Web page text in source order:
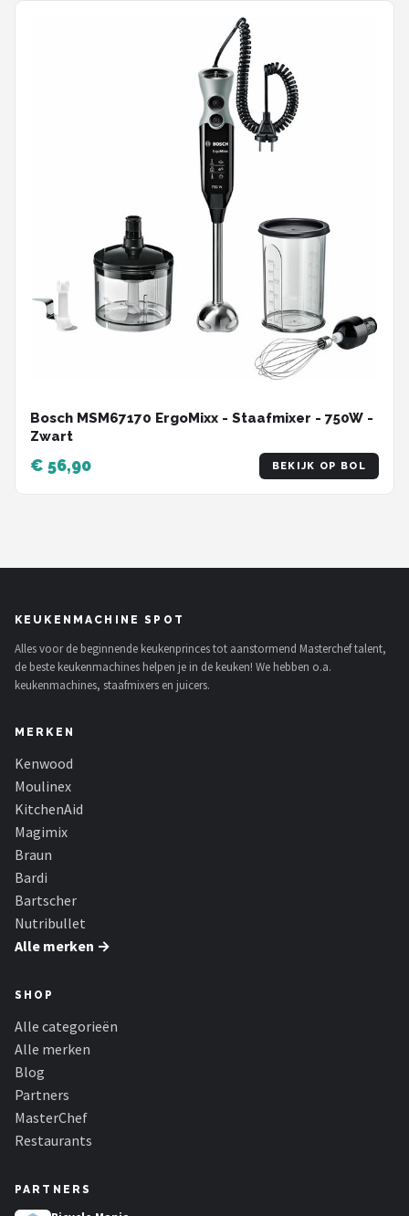
Bosch MSM67170 ErgoMixx - Staafmixer - 750W -
Zwart
€ 56,90 BEKIJK OP BOL
KEUKENMACHINE SPOT
Alles voor de beginnende keukenprinces tot aanstormend Masterchef talent,
de beste keukenmachines helpen je in de keuken! We hebben o.a.
keukenmachines, staafmixers en juicers.
MERKEN
Kenwood
Moulinex
KitchenAid
Magimix
Braun
Bardi
Bartscher
Nutribullet
Alle merken →
SHOP
Alle categorieën
Alle merken
Blog
Partners
MasterChef
Restaurants
PARTNERS